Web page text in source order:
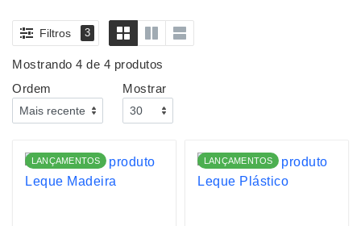
Filtros 3
Mostrando 4 de 4 produtos
Ordem
Mostrar
LANÇAMENTOS LANÇAMENTOS